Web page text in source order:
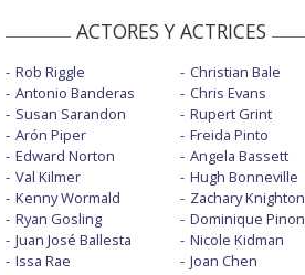
ACTORES Y ACTRICES
Rob Riggle
Antonio Banderas
Susan Sarandon
Arón Piper
Edward Norton
Val Kilmer
Kenny Wormald
Ryan Gosling
Juan José Ballesta
Issa Rae
Christian Bale
Chris Evans
Rupert Grint
Freida Pinto
Angela Bassett
Hugh Bonneville
Zachary Knighton
Dominique Pinon
Nicole Kidman
Joan Chen